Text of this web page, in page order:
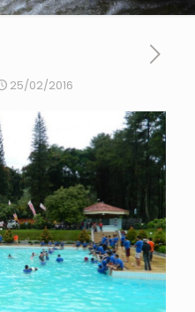
25/02/2016